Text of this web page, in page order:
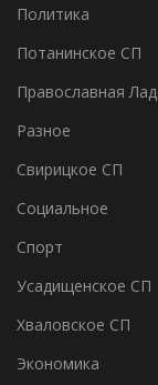
Пашское СП
Политика
Потанинское СП
Православная
Разное
Свирицкое СП
Социальное
Спорт
Усадищенское СП
Хваловское СП